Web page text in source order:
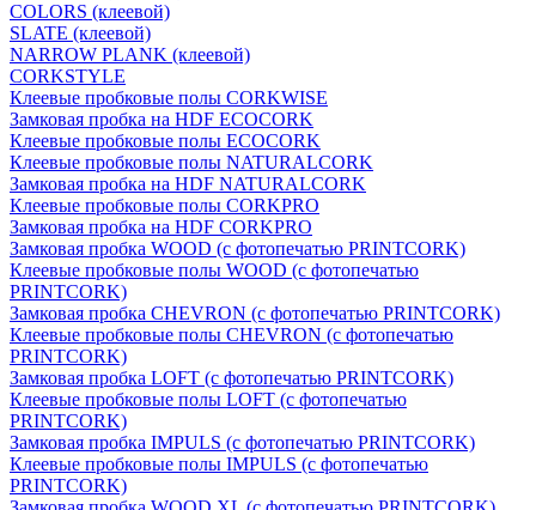
COLORS (клеевой)
SLATE (клеевой)
NARROW PLANK (клеевой)
CORKSTYLE
Клеевые пробковые полы CORKWISE
Замковая пробка на HDF ECOCORK
Клеевые пробковые полы ECOCORK
Клеевые пробковые полы NATURALCORK
Замковая пробка на HDF NATURALCORK
Клеевые пробковые полы CORKPRO
Замковая пробка на HDF CORKPRO
Замковая пробка WOOD (с фотопечатью PRINTCORK)
Клеевые пробковые полы WOOD (с фотопечатью
PRINTCORK)
Замковая пробка CHEVRON (с фотопечатью PRINTCORK)
Клеевые пробковые полы CHEVRON (с фотопечатью
PRINTCORK)
Замковая пробка LOFT (с фотопечатью PRINTCORK)
Клеевые пробковые полы LOFT (с фотопечатью
PRINTCORK)
Замковая пробка IMPULS (с фотопечатью PRINTCORK)
Клеевые пробковые полы IMPULS (с фотопечатью
PRINTCORK)